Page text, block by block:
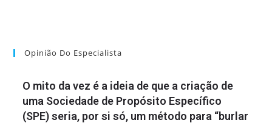
Opinião Do Especialista
O mito da vez é a ideia de que a criação de
uma Sociedade de Propósito Específico
(SPE) seria, por si só, um método para “burlar